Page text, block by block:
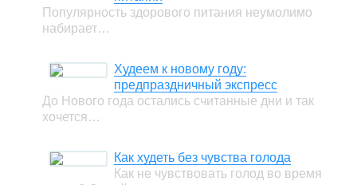
Популярность здорового питания неумолимо
набирает…
Худеем к новому году:
предпраздничный экспресс
До Нового года остались считанные дни и так
хочется…
Как худеть без чувства голода
Как не чувствовать голод во время